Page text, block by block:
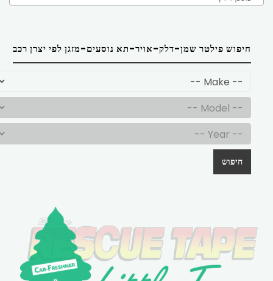
חיפוש פילטר שמן-דלק-אויר-תא נוסעים-מזגן לפי יצרן רכב
חיפוש